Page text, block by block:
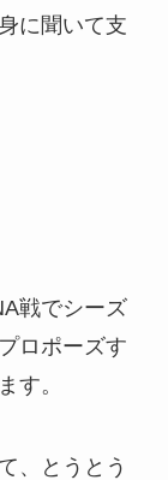
に聞いて支
戦でシーズ
ロポーズす
す。
、とうとう